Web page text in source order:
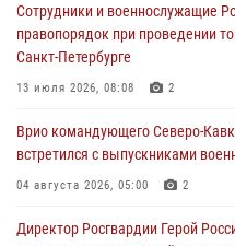
В Курске росгвардейцы приняли
второй годовщине вторжения
06 августа 2026, 11:56
угрожавшего подростку
06 августа 2026, 11:33
крупная нарколаборатория
Сотрудники и военнослужащие
правопорядок при проведении
Санкт-Петербурге
13 июля 2026, 08:08 2
Врио командующего Северо-
встретился с выпускниками
04 августа 2026, 05:00 2
Директор Росгвардии Герой